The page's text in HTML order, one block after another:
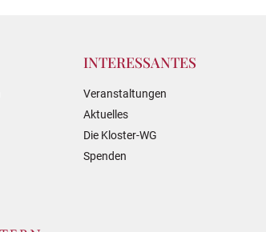
INTERESSANTES
Veranstaltungen
Aktuelles
Die Kloster-WG
Spenden